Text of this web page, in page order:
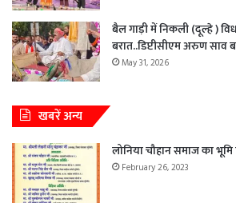
बैल गाड़ी में निकली (दूल्हे )
बरात..डिप्टीसीएम अरुण साव
May 31, 2026
खबरें अन्य
लोनिया चौहान समाज का
February 26, 2023